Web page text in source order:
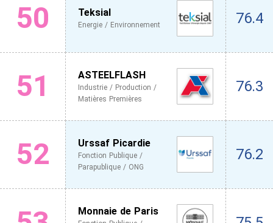
50 Teksial
Energie / Environnement 76.4
51 ASTEELFLASH
Industrie / Production /
Matières Premières
76.3
52 Urssaf Picardie
Fonction Publique /
Parapublique / ONG
76.2
Monnaie de Paris